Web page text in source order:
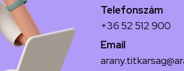
Telefonszám
+36 52 512 900
Email